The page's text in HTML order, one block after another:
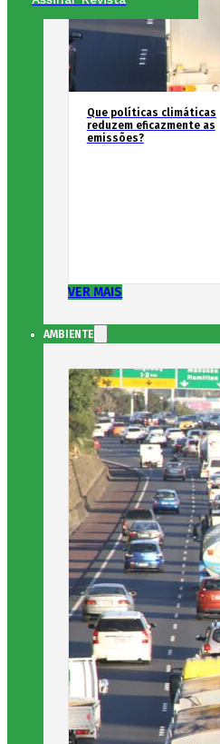
Que políticas climáticas
reduzem eficazmente as
emissões?
VER MAIS
AMBIENTE